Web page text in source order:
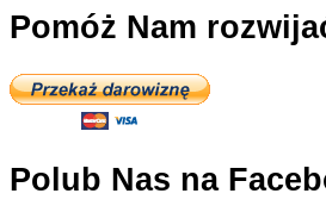
Pomóż Nam
Polub Nas na